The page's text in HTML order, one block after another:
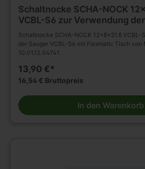
Schaltnocke SCHA-NOCK
VCBL-S6 zur Verwendung
VCBL-S6 mit Flexmatic Tisch
Morbidelli SCM
Schaltnocke SCHA-NOCK 12x8x21.8 VCBL-
der Sauger VCBL-S6 mit Flexmatic Tisch von
10.01.12.04741
13,90 €*
16,54 € Bruttopreis
In den Warenkorb